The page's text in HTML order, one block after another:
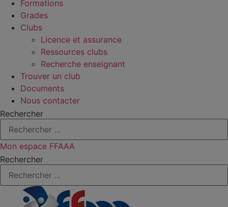
Formations
Grades
Clubs
Licence et assurance
Ressources clubs
Recherche enseignant
Trouver un club
Documents
Nous contacter
Rechercher
Mon espace FFAAA
Rechercher